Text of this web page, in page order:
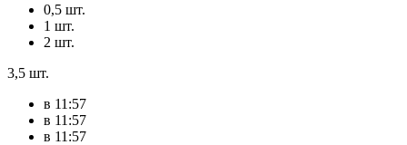
0,5 шт.
1 шт.
2 шт.
3,5 шт.
в 11:57
в 11:57
в 11:57